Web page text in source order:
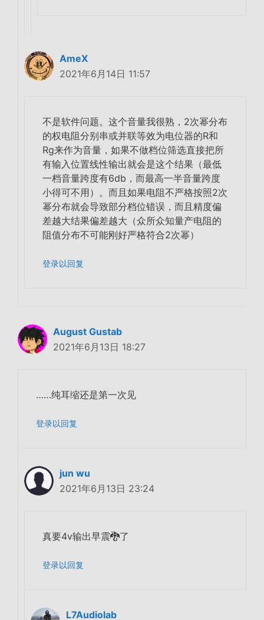
AmeX
2021年6月14日 11:57
不是软件问题。这个音量我很熟，2次幂分布
的权电阻分别串或并联等效为电位器的R和
Rg来作为音量，如果不做档位筛选直接把所
有输入位置线性输出就会是这个结果（最低
一档音量跨度有6db，而最高一半音量跨度
小得可不用）。而且如果电阻不严格按照2次
幂分布就会导致部分档位错误，而且精度偏
差越大结果偏差越大（众所众知量产电阻的
阻值分布不可能刚好严格符合2次幂）
登录以回复
August Gustab
2021年6月13日 18:27
……纯耳缩还是第一次见
登录以回复
jun wu
2021年6月13日 23:24
真要4v输出早震🐉了
登录以回复
L7Audiolab